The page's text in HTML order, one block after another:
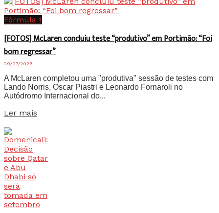
Fórmula 1
[FOTOS] McLaren concluiu teste “produtivo” em Portimão: “Foi
bom regressar”
29/07/2026
A McLaren completou uma "produtiva" sessão de testes com
Lando Norris, Oscar Piastri e Leonardo Fornaroli no
Autódromo Internacional do...
Ler mais